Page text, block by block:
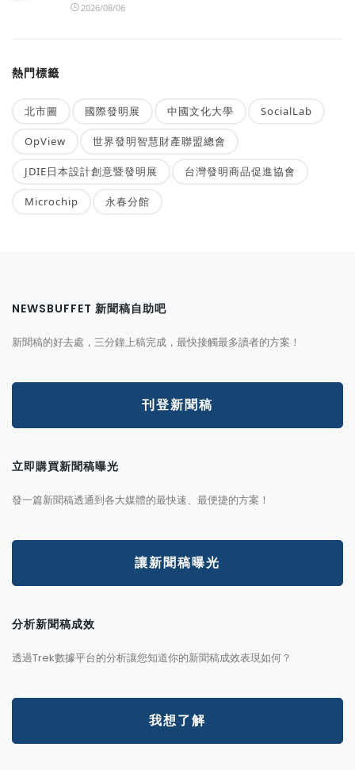
2026/08/06
熱門標籤
北市圖 國際發明展 中國文化大學 SocialLab
OpView 世界發明智慧財產聯盟總會
JDIE日本設計創意暨發明展 台灣發明商品促進協會
Microchip 永春分館
NEWSBUFFET 新聞稿自助吧
新聞稿的好去處，三分鐘上稿完成，最快接觸最多讀者的方案！
刊登新聞稿
立即購買新聞稿曝光
發一篇新聞稿透通到各大媒體的最快速、最便捷的方案！
讓新聞稿曝光
分析新聞稿成效
透過Trek數據平台的分析讓您知道你的新聞稿成效表現如何？
我想了解